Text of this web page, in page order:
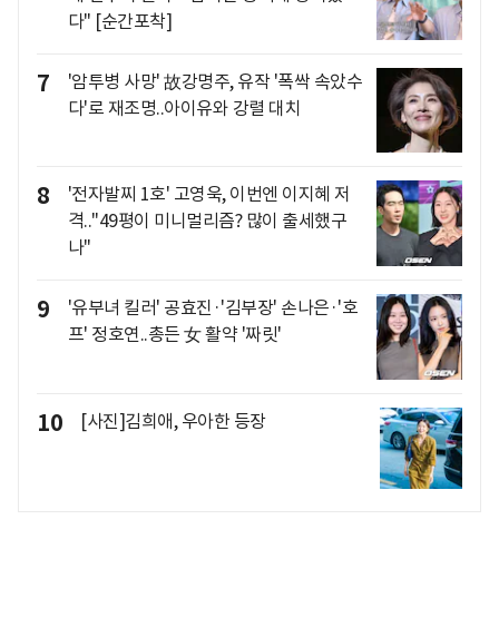
다" [순간포착]
7
'암투병 사망' 故강명주, 유작 '폭싹 속았수
다'로 재조명..아이유와 강렬 대치
8
'전자발찌 1호' 고영욱, 이번엔 이지혜 저
격.."49평이 미니멀리즘? 많이 출세했구
나"
9
'유부녀 킬러' 공효진·'김부장' 손나은·'호
프' 정호연..총든 女 활약 '짜릿'
10 [사진]김희애, 우아한 등장